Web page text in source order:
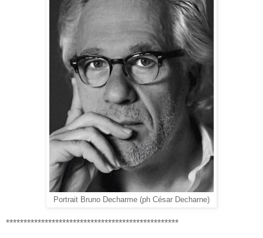
Portrait Bruno Decharme (ph César Decharne)
*************************************************